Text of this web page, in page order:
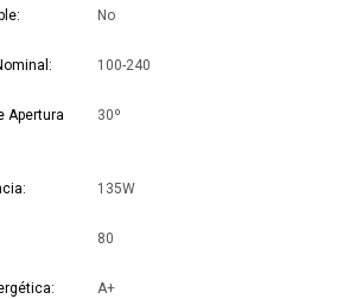
No
100-240
Apertura
30º
135W
80
A+